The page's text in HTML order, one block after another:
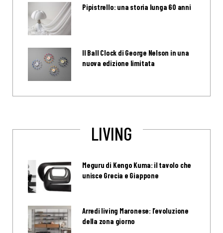
Pipistrello: una storia lunga 60 anni
Il Ball Clock di George Nelson in una
nuova edizione limitata
LIVING
Meguru di Kengo Kuma: il tavolo che
unisce Grecia e Giappone
Arredi living Maronese: l’evoluzione
della zona giorno